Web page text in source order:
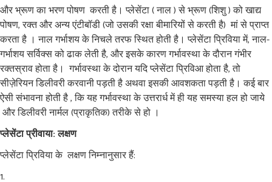
और भ्रूण का भरण पोषण करती है। प्लेसेंटा ( नाल ) से भ्रूण (शिशु ) को खाद्य
पोषण, रक्त और अन्य एंटीबॉडी (जो उसकी रक्षा बीमारियों से करती है) मां से प्राप्त
करता है । नाल गर्भाशय के निचले तरफ स्थित होती है। प्लेसेंटा प्रिविया में, नाल-
गर्भाशय सर्विक्स को ढाक लेती है, और इसके कारण गर्भावस्था के दौरान गंभीर
रक्तस्राव होता है। गर्भावस्था के दोरान यदि प्लेसेंटा प्रिविआ होता है, तो
सीज़ेरियन डिलीवरी करवानी पड़ती है अथवा इसकी आवशकता पड़ती है। कई बार
ऐसी संभावना होती है , कि यह गर्भावस्था के उत्तरार्ध में ही यह समस्या हल हो जाये
और डिलीवरी नार्मल (प्राकृतिक) तरीके से हो ।
प्लेसेंटा प्रीवाया: लक्षण
प्लेसेंटा प्रिविया के लक्षण निम्नानुसार हैं: